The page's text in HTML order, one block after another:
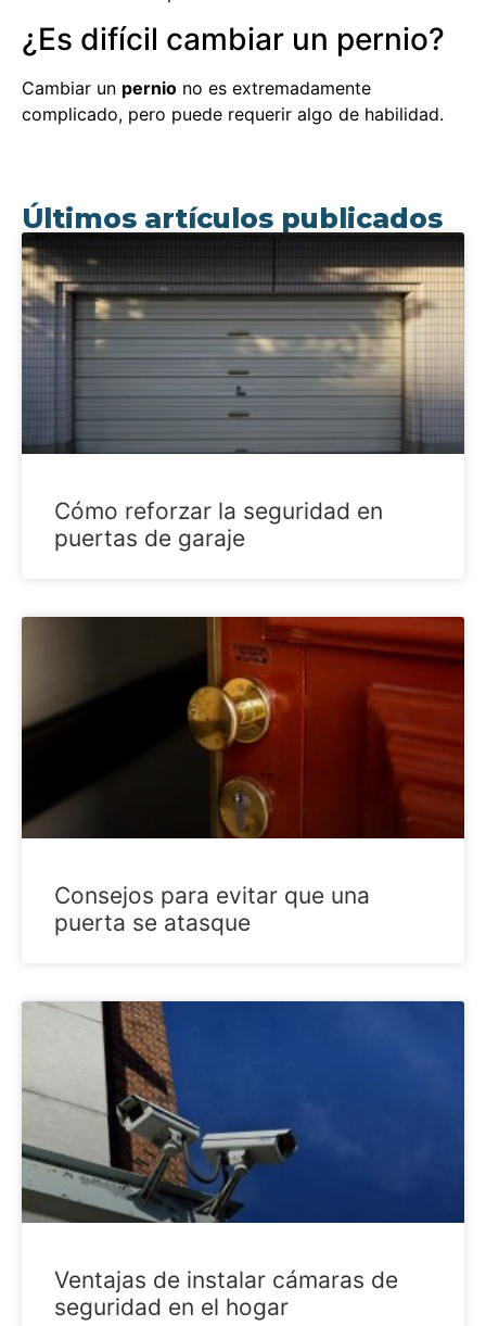
¿Es difícil cambiar un pernio?
Cambiar un pernio no es extremadamente
complicado, pero puede requerir algo de habilidad.
Últimos artículos publicados
Cómo reforzar la seguridad en
puertas de garaje
Consejos para evitar que una
puerta se atasque
Ventajas de instalar cámaras de
seguridad en el hogar